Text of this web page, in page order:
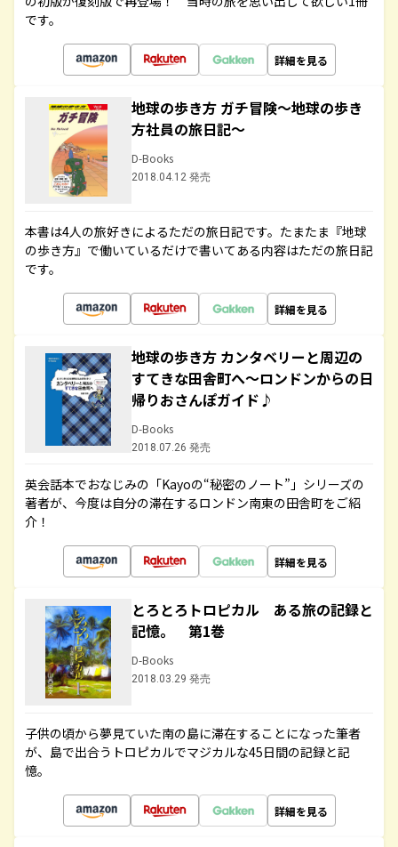
です。
詳細を見る
地球の歩き方 ガチ冒険～地球の歩き
方社員の旅日記～
D-Books
2018.04.12 発売
本書は4人の旅好きによるただの旅日記です。たまたま『地球
の歩き方』で働いているだけで書いてある内容はただの旅日記
です。
詳細を見る
地球の歩き方 カンタベリーと周辺の
すてきな田舎町へ～ロンドンからの日
帰りおさんぽガイド♪
D-Books
2018.07.26 発売
英会話本でおなじみの「Kayoの“秘密のノート”」シリーズの
著者が、今度は自分の滞在するロンドン南東の田舎町をご紹
介！
詳細を見る
とろとろトロピカル ある旅の記録と
記憶。 第1巻
D-Books
2018.03.29 発売
子供の頃から夢見ていた南の島に滞在することになった筆者
が、島で出合うトロピカルでマジカルな45日間の記録と記
憶。
詳細を見る